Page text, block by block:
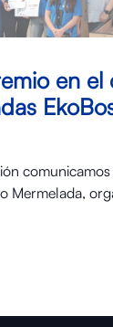
en el
comunicamos
Mermelada,